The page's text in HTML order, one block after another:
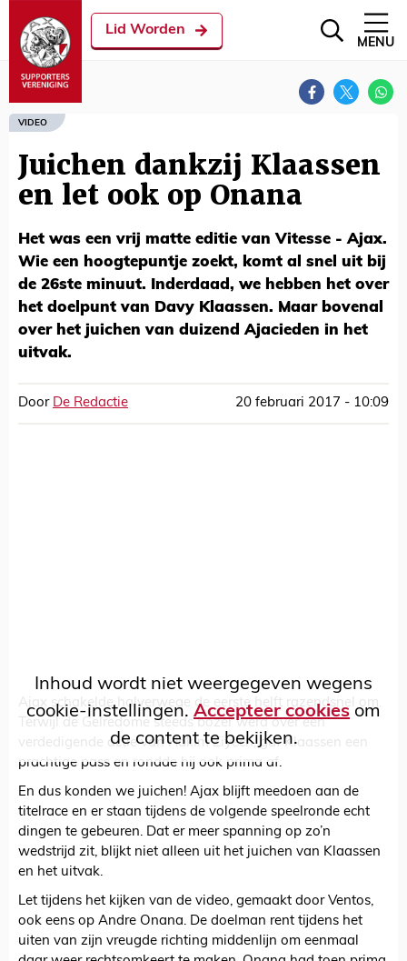
Lid Worden
MENU
VIDEO
Juichen dankzij Klaassen
en let ook op Onana
Het was een vrij matte editie van Vitesse - Ajax.
Wie een hoogtepuntje zoekt, komt al snel uit bij
de 26ste minuut. Inderdaad, we hebben het over
het doelpunt van Davy Klaassen. Maar bovenal
over het juichen van duizend Ajacieden in het
uitvak.
Door De Redactie 20 februari 2017 - 10:09
Inhoud wordt niet weergegeven wegens
cookie-instellingen. Accepteer cookies om
de content te bekijken.
Ajax schakelde halverwege de eerste helft razendsnel om.
Terwijl de Gelredome steeds bozer werd over een
verdedigende actie van Hakim Ziyech, gaf Klaassen een
prachtige pass en rondde hij ook prima af.
En dus konden we juichen! Ajax blijft meedoen aan de
titelrace en er staan tijdens de volgende speelronde echt
dingen te gebeuren. Dat er meer spanning op zo’n
wedstrijd zit, blijkt niet alleen uit het juichen van Klaassen
en het uitvak.
Let tijdens het kijken van de video, gemaakt door Ventos,
ook eens op Andre Onana. De doelman rent tijdens het
uiten van zijn vreugde richting middenlijn om eenmaal